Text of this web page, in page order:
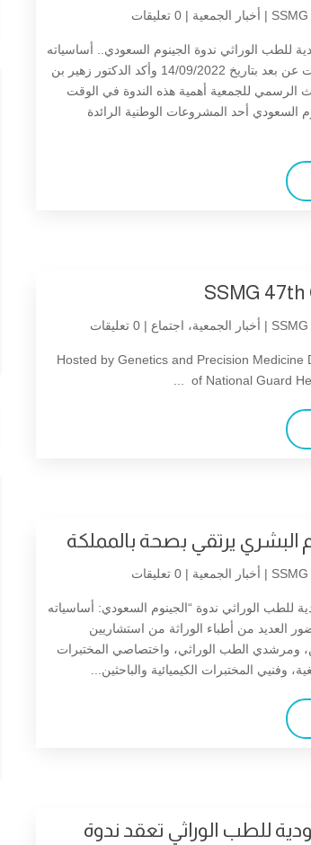
أخبار الجمعية | 0 تعليقات
للطب الوراثي ندوة الجينوم السعودي.. أساسياته
وتطبيقاته، والتي أقيمت عن بعد بتاريخ 14/09/2022 وأكد الدكتور زهير بن
الرسمي للجمعية أهمية هذه الندوة في الوقت
السعودي أحد المشروعات الوطنية الرائدة
SSMG 47th
أخبار الجمعية، اجتماع | 0 تعليقات
Hosted by Genetics and Precision Medicine
of National Guard
البشري يرتقي بصحة بالمملكة
أخبار الجمعية | 0 تعليقات
للطب الوراثي ندوة “الجينوم السعودي: أساسياته
العديد من أطباء الوراثة من استشاريين
ومرشدي الطب الوراثي، واختصاصي المختبرات
وفنيي المختبرات الكيميائية والباحثين...
للطب الوراثي تعقد ندوة